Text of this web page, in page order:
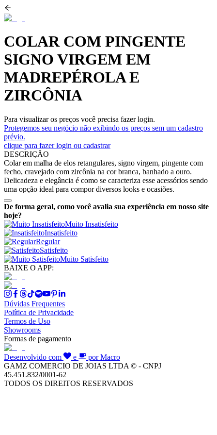
COLAR COM PINGENTE
SIGNO VIRGEM EM
MADREPÉROLA E
ZIRCÔNIA
Para visualizar os preços você precisa fazer login.
Protegemos seu negócio não exibindo os preços sem um cadastro
prévio.
clique para fazer login ou cadastrar
DESCRIÇÃO
Colar em malha de elos retangulares, signo virgem, pingente com
fecho, cravejado com zircônia na cor branca, banhado a ouro.
Delicadeza e elegância é como se caracteriza esse acessórios sendo
uma opção ideal para compor diversos looks e ocasiões.
De forma geral, como você avalia sua experiência em nosso site
hoje?
Muito Insatisfeito
Insatisfeito
Regular
Satisfeito
Muito Satisfeito
BAIXE O APP:
Dúvidas Frequentes
Política de Privacidade
Termos de Uso
Showrooms
Formas de pagamento
Desenvolvido com e
por Macro
GAMZ COMERCIO DE JOIAS LTDA © - CNPJ
45.451.832/0001-62
TODOS OS DIREITOS RESERVADOS